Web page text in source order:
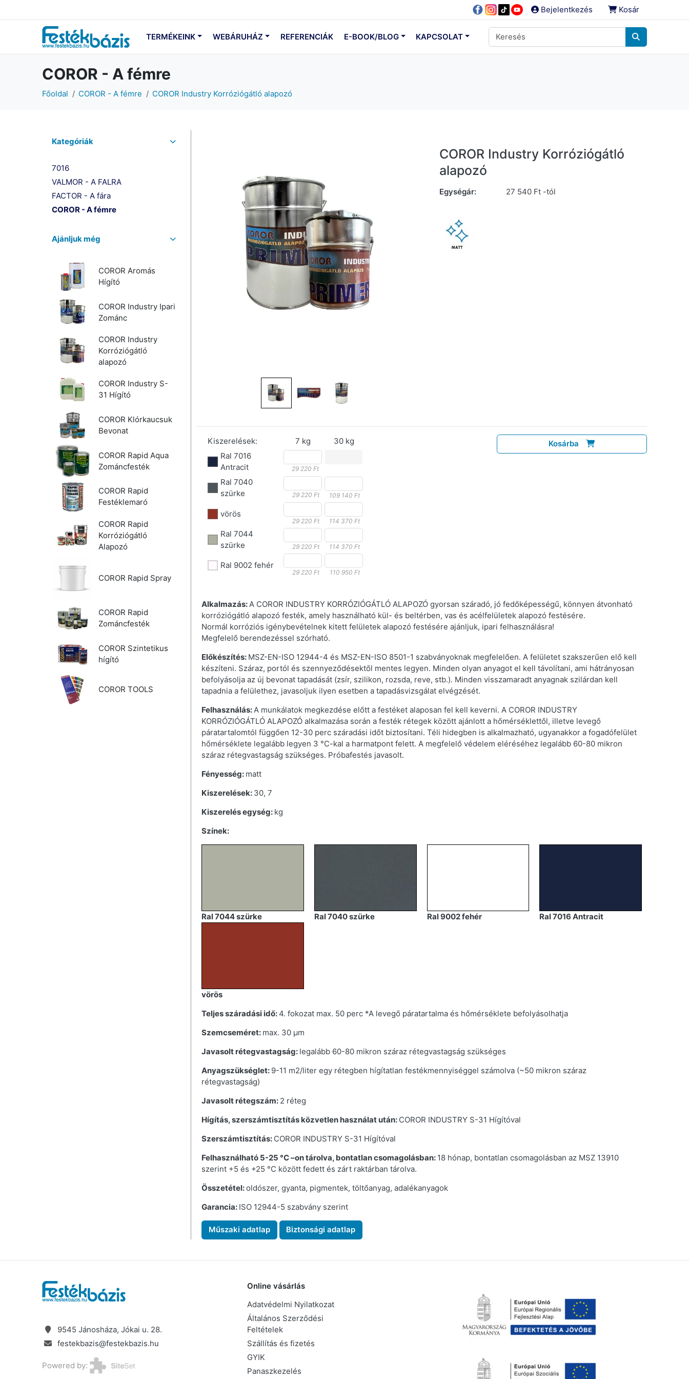
Bejelentkezés Kosár
TERMÉKEINK WEBÁRUHÁZ REFERENCIÁK E-BOOK/BLOG KAPCSOLAT
COROR - A fémre
Főoldal COROR - A fémre COROR Industry Korróziógátló alapozó
Kategóriák
7016
VALMOR - A FALRA
FACTOR - A fára
COROR - A fémre
Ajánljuk még
COROR Aromás
Hígító
COROR Industry Ipari
Zománc
COROR Industry
Korróziógátló
alapozó
COROR Industry S-
31 Hígító
COROR Klórkaucsuk
Bevonat
COROR Rapid Aqua
Zománcfesték
COROR Rapid
Festéklemaró
COROR Rapid
Korróziógátló
Alapozó
COROR Rapid Spray
COROR Rapid
Zománcfesték
COROR Szintetikus
hígító
COROR TOOLS
COROR Industry Korróziógátló
alapozó
Egységár: 27 540 Ft -tól
Kiszerelések: 7 kg
30 kg
Ral 7016
Antracit
29 220 Ft
Ral 7040
szürke
29 220 Ft 109 140 Ft
vörös
29 220 Ft 114 370 Ft
Ral 7044
szürke
29 220 Ft 114 370 Ft
Ral 9002 fehér
29 220 Ft 110 950 Ft
Kosárba
Alkalmazás: A COROR INDUSTRY KORRÓZIÓGÁTLÓ ALAPOZÓ gyorsan száradó, jó fedőképességű, könnyen átvonható
korróziógátló alapozó festék, amely használható kül- és beltérben, vas és acélfelületek alapozó festésére.
Normál korróziós igénybevételnek kitett felületek alapozó festésére ajánljuk, ipari felhasználásra!
Megfelelő berendezéssel szórható.
Előkészítés: MSZ-EN-ISO 12944-4 és MSZ-EN-ISO 8501-1 szabványoknak megfelelően. A felületet szakszerűen elő kell
készíteni. Száraz, portól és szennyeződésektől mentes legyen. Minden olyan anyagot el kell távolítani, ami hátrányosan
befolyásolja az új bevonat tapadását (zsír, szilikon, rozsda, reve, stb.). Minden visszamaradt anyagnak szilárdan kell
tapadnia a felülethez, javasoljuk ilyen esetben a tapadásvizsgálat elvégzését.
Felhasználás: A munkálatok megkezdése előtt a festéket alaposan fel kell keverni. A COROR INDUSTRY
KORRÓZIÓGÁTLÓ ALAPOZÓ alkalmazása során a festék rétegek között ajánlott a hőmérséklettől, illetve levegő
páratartalomtól függően 12-30 perc száradási időt biztosítani. Téli hidegben is alkalmazható, ugyanakkor a fogadófelület
hőmérséklete legalább legyen 3 °C-kal a harmatpont felett. A megfelelő védelem eléréséhez legalább 60-80 mikron
száraz rétegvastagság szükséges. Próbafestés javasolt.
Fényesség: matt
Kiszerelések: 30, 7
Kiszerelés egység: kg
Színek:
Ral 7044 szürke Ral 7040 szürke Ral 9002 fehér Ral 7016 Antracit
vörös
Teljes száradási idő: 4. fokozat max. 50 perc *A levegő páratartalma és hőmérséklete befolyásolhatja
Szemcseméret: max. 30 μm
Javasolt rétegvastagság: legalább 60-80 mikron száraz rétegvastagság szükséges
Anyagszükséglet: 9-11 m2/liter egy rétegben hígítatlan festékmennyiséggel számolva (~50 mikron száraz
rétegvastagság)
Javasolt rétegszám: 2 réteg
Hígítás, szerszámtisztítás közvetlen használat után: COROR INDUSTRY S-31 Hígítóval
Szerszámtisztítás: COROR INDUSTRY S-31 Hígítóval
Felhasználható 5-25 °C –on tárolva, bontatlan csomagolásban: 18 hónap, bontatlan csomagolásban az MSZ 13910
szerint +5 és +25 °C között fedett és zárt raktárban tárolva.
Összetétel:oldószer, gyanta, pigmentek, töltőanyag, adalékanyagok
Garancia: ISO 12944-5 szabvány szerint
Műszaki adatlap Biztonsági adatlap
9545 Jánosháza, Jókai u. 28.
festekbazis@festekbazis.hu
Powered by:
Online vásárlás
Adatvédelmi Nyilatkozat
Általános Szerződési
Feltételek
Szállítás és fizetés
GYIK
Panaszkezelés